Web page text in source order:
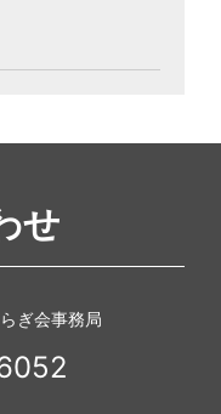
せ
ぎ会事務局